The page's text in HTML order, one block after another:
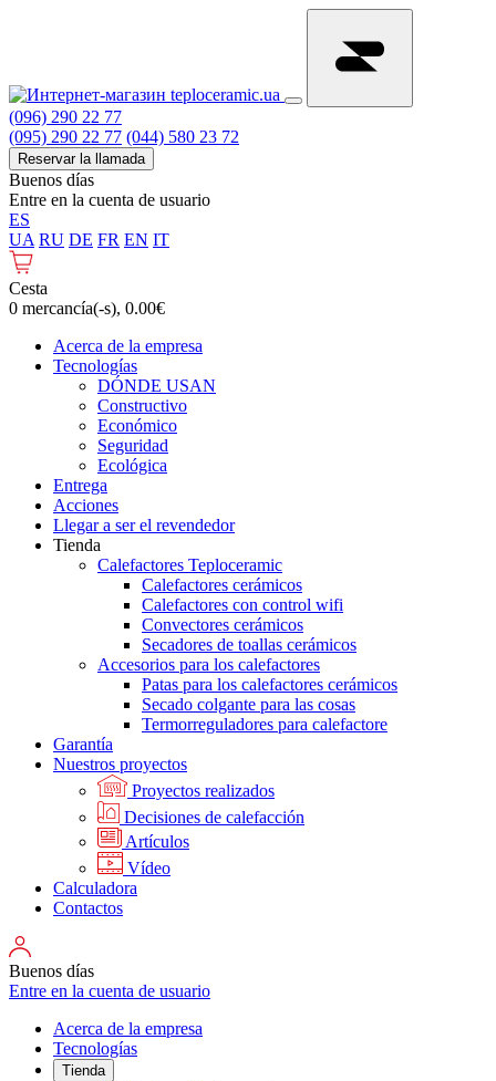
(096) 290 22 77
(095) 290 22 77 (044) 580 23 72
Reservar la llamada
Buenos días
Entre en la cuenta de usuario
ES
UA RU DE FR EN IT
Cesta
0 mercancía(-s), 0.00€
Acerca de la empresa
Tecnologías
DÓNDE USAN
Constructivo
Económico
Seguridad
Ecológica
Entrega
Acciones
Llegar a ser el revendedor
Tienda
Calefactores Teploceramic
Calefactores cerámicos
Calefactores con control wifi
Convectores cerámicos
Secadores de toallas cerámicos
Accesorios para los calefactores
Patas para los calefactores cerámicos
Secado colgante para las cosas
Termorreguladores para calefactore
Garantía
Nuestros proyectos
Proyectos realizados
Decisiones de calefacción
Artículos
Vídeo
Calculadora
Contactos
Buenos días
Entre en la cuenta de usuario
Acerca de la empresa
Tecnologías
Tienda